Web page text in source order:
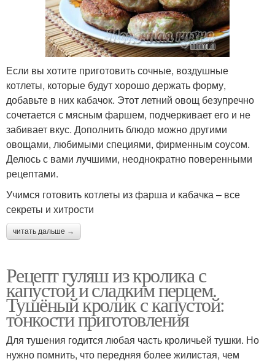
Если вы хотите приготовить сочные, воздушные
котлеты, которые будут хорошо держать форму,
добавьте в них кабачок. Этот летний овощ безупречно
сочетается с мясным фаршем, подчеркивает его и не
забивает вкус. Дополнить блюдо можно другими
овощами, любимыми специями, фирменным соусом.
Делюсь с вами лучшими, неоднократно поверенными
рецептами.
Учимся готовить котлеты из фарша и кабачка – все
секреты и хитрости
читать дальше →
Рецепт гуляш из кролика с
капустой и сладким перцем.
Тушёный кролик с капустой:
тонкости приготовления
Для тушения годится любая часть кроличьей тушки. Но
нужно помнить, что передняя более жилистая, чем